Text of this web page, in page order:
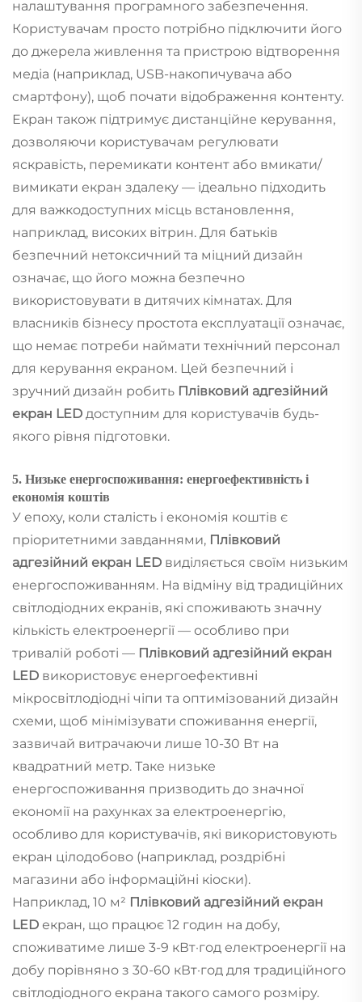
налаштування програмного забезпечення.
Користувачам просто потрібно підключити його
до джерела живлення та пристрою відтворення
медіа (наприклад, USB-накопичувача або
смартфону), щоб почати відображення контенту.
Екран також підтримує дистанційне керування,
дозволяючи користувачам регулювати
яскравість, перемикати контент або вмикати/
вимикати екран здалеку — ідеально підходить
для важкодоступних місць встановлення,
наприклад, високих вітрин. Для батьків
безпечний нетоксичний та міцний дизайн
означає, що його можна безпечно
використовувати в дитячих кімнатах. Для
власників бізнесу простота експлуатації означає,
що немає потреби наймати технічний персонал
для керування екраном. Цей безпечний і
зручний дизайн робить Плівковий адгезійний
екран LED доступним для користувачів будь-
якого рівня підготовки.
5. Низьке енергоспоживання: енергоефективність і
економія коштів
У епоху, коли сталість і економія коштів є
пріоритетними завданнями, Плівковий
адгезійний екран LED виділяється своїм низьким
енергоспоживанням. На відміну від традиційних
світлодіодних екранів, які споживають значну
кількість електроенергії — особливо при
тривалій роботі — Плівковий адгезійний екран
LED використовує енергоефективні
мікросвітлодіодні чіпи та оптимізований дизайн
схеми, щоб мінімізувати споживання енергії,
зазвичай витрачаючи лише 10-30 Вт на
квадратний метр. Таке низьке
енергоспоживання призводить до значної
економії на рахунках за електроенергію,
особливо для користувачів, які використовують
екран цілодобово (наприклад, роздрібні
магазини або інформаційні кіоски).
Наприклад, 10 м² Плівковий адгезійний екран
LED екран, що працює 12 годин на добу,
споживатиме лише 3-9 кВт·год електроенергії на
добу порівняно з 30-60 кВт·год для традиційного
світлодіодного екрана такого самого розміру.